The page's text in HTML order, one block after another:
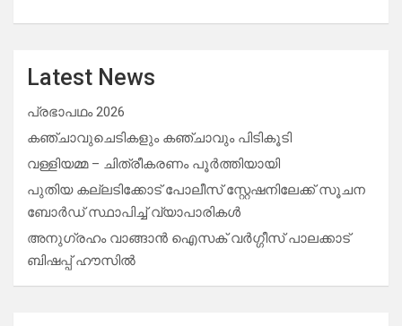
Latest News
പ്രഭാപഥം 2026
കഞ്ചാവുചെടികളും കഞ്ചാവും പിടികൂടി
വള്ളിയമ്മ – ചിത്രീകരണം പൂർത്തിയായി
പുതിയ കല്ലടിക്കോട് പോലീസ് സ്റ്റേഷനിലേക്ക് സൂചന
ബോർഡ് സ്ഥാപിച്ച് വ്യാപാരികൾ
അനുഗ്രഹം വാങ്ങാൻ ഐസക് വര്‍ഗ്ഗീസ് പാലക്കാട്
ബിഷപ്പ് ഹൗസില്‍